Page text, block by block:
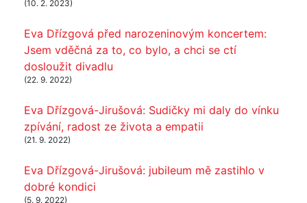
(10. 2. 2023)
Eva Dřízgová před narozeninovým koncertem:
Jsem vděčná za to, co bylo, a chci se ctí
dosloužit divadlu
(22. 9. 2022)
Eva Dřízgová-Jirušová: Sudičky mi daly do vínku
zpívání, radost ze života a empatii
(21. 9. 2022)
Eva Dřízgová-Jirušová: jubileum mě zastihlo v
dobré kondici
(5. 9. 2022)